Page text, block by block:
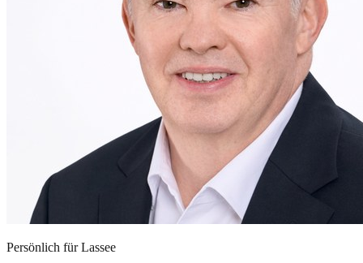
Persönlich fürLassee